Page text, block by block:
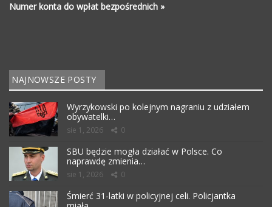
Numer konta do wpłat bezpośrednich »
NAJNOWSZE POSTY
Wyrzykowski po kolejnym nagraniu z udziałem
obywatelki…
sie 1, 2026 0
SBU będzie mogła działać w Polsce. Co
naprawdę zmienia…
sie 1, 2026 0
Śmierć 31-latki w policyjnej celi. Policjantka